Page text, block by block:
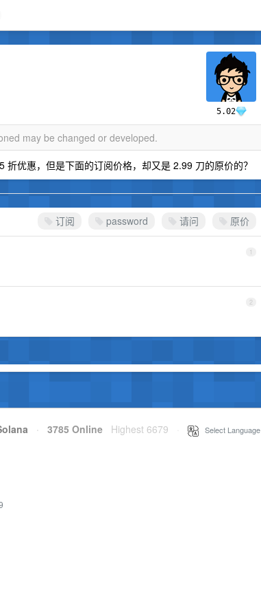
5.02
may be changed or developed.
优惠，但是下面的订阅价格，却又是 2.99 刀的原价的？
订阅 password 请问 原价
1
2
· 3785 Online Highest 6679 Select Language